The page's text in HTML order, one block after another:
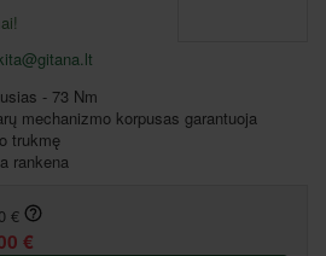
- 73 Nm
mechanizmo korpusas garantuoja
trukmę
rankena
€
€